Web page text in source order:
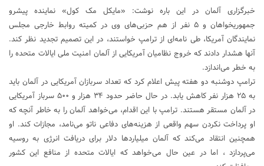
خبرگزاری آلمان در این باره نوشت: «مایکل مک کول» نماینده پیشرو
جمهوریخواهان و ۵ نفر از هم حزبی‌های وی در کمیته روابط خارجی مجلس
نمایندگان آمریکا، طی نامه‌ای از ترامپ خواستند، در این تصمیم تجدید نظر کند.
آنها هشدار دادند که خروج نظامیان آمریکایی از آلمان امنیت ملی ایالات متحده را
به خطر می‌اندازد.
ترامپ دوشنبه دو هفته پیش اعلام کرد که تعداد سربازان آمریکایی در آلمان باید
به ۲۵ هزار نفر کاهش یابد. در حال حاضر حدود ۳۴ هزار و ۵۰۰ سرباز آمریکایی
در آلمان مستقر هستند. ترامپ با این اقدام، می‌خواهد آلمان را به خاطر آنچه که
او پرداخت نکردن سهم واقعی از هزینه‌های دفاعی ناتو می‌نامد، مجازات کند. او
همچنین انتقاد می‌کند که آلمان میلیاردها دلار برای دریافت انرژی به روسیه
می‌پردازد ، اما در عین حال می‌خواهد که ایالات متحده از منافع این کشور